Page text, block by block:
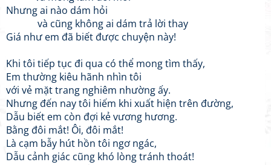
Nhưng ai nào dám hỏi
và cũng không ai dám trả lời thay
Giá như em đã biết được chuyện này!
Khi tôi tiếp tục đi qua có thể mong tìm thấy,
Em thường kiêu hãnh nhìn tôi
với vẻ mặt trang nghiêm nhường ấy.
Nhưng đến nay tôi hiếm khi xuất hiện trên đường,
Dẫu biết em còn đợi kẻ vương hương.
Bằng đôi mắt! Ôi, đôi mắt!
Là cạm bẫy hút hồn tôi ngơ ngác,
Dẫu cảnh giác cũng khó lòng tránh thoát!